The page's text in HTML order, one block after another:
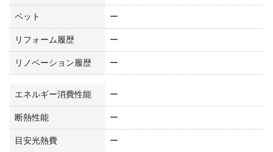
ペット ー
リフォーム履歴 ー
リノベーション履歴 ー
エネルギー消費性能 ー
断熱性能 ー
目安光熱費 ー